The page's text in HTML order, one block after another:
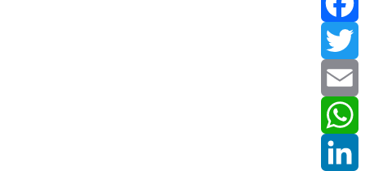
Facebook
Twitter
Email
WhatsApp